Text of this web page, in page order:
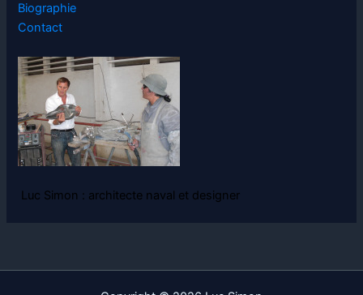
Biographie
Contact
Luc Simon : architecte naval et designer